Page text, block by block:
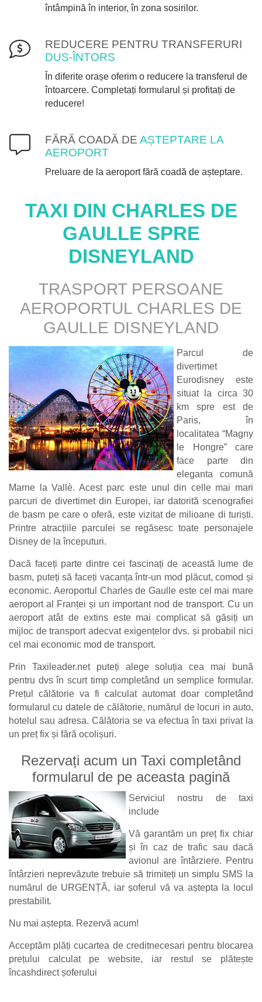
întâmpină în interior, în zona sosirilor.
REDUCERE PENTRU TRANSFERURI
DUS-ÎNTORS
În diferite orașe oferim o reducere la transferul de
întoarcere. Completați formularul și profitați de
reducere!
FĂRĂ COADĂ DE AȘTEPTARE LA
AEROPORT
Preluare de la aeroport fără coadă de așteptare.
TAXI DIN CHARLES DE
GAULLE SPRE
DISNEYLAND
TRASPORT PERSOANE
AEROPORTUL CHARLES DE
GAULLE DISNEYLAND
Parcul de
divertimet
Eurodisney este
situat la circa 30
km spre est de
Paris, în
localitatea “Magny
le Hongre” care
face parte din
eleganta comună
Marne la Vallè. Acest parc este unul din celle mai mari
parcuri de divertimet din Europei, iar datorită scenografiei
de basm pe care o oferă, este vizitat de milioane di turiști.
Printre atracțiile parculei se regăsesc toate personajele
Disney de la începuturi.
Dacă faceți parte dintre cei fascinați de această lume de
basm, puteți să faceți vacanța într-un mod plăcut, comod și
economic. Aeroportul Charles de Gaulle este cel mai mare
aeroport al Franței și un important nod de transport. Cu un
aeroport atât de extins este mai complicat să găsiți un
mijloc de transport adecvat exigențelor dvs. și probabil nici
cel mai economic mod de transport.
Prin Taxileader.net puteți alege soluția cea mai bună
pentru dvs în scurt timp completând un semplice formular.
Prețul călătorie va fi calculat automat doar completând
formularul cu datele de călătorie, numărul de locuri in auto,
hotelul sau adresa. Călătoria se va efectua în taxi privat la
un preț fix și fără ocolișuri.
Rezervați acum un Taxi completând
formularul de pe aceasta pagină
Serviciul nostru de taxi
include
Vă garantăm un preț fix chiar
și în caz de trafic sau dacă
avionul are întârziere. Pentru
întârzieri neprevăzute trebuie să trimiteți un simplu SMS la
numărul de URGENȚĂ, iar șoferul vă va aștepta la locul
prestabilit.
Nu mai aștepta. Rezervă acum!
Acceptăm plăți cucartea de creditnecesari pentru blocarea
prețului calculat pe website, iar restul se plătește
încashdirect șoferului